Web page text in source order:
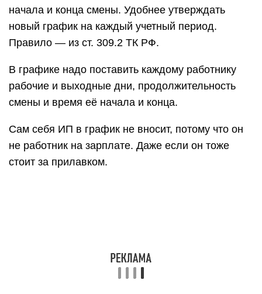
начала и конца смены. Удобнее утверждать
новый график на каждый учетный период.
Правило — из ст. 309.2 ТК РФ.
В графике надо поставить каждому работнику
рабочие и выходные дни, продолжительность
смены и время её начала и конца.
Сам себя ИП в график не вносит, потому что он
не работник на зарплате. Даже если он тоже
стоит за прилавком.